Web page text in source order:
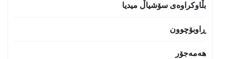
بڵاوکراوەی سۆشیاڵ میدیا
ڕاوبۆچوون
هەمەجۆر